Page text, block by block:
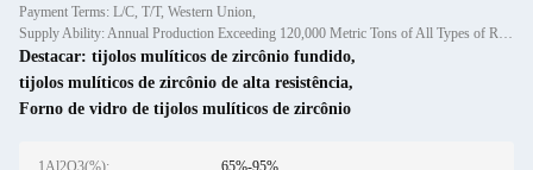
Payment Terms: L/C, T/T, Western Union,
Supply Ability: Annual Production Exceeding 120,000 Metric Tons of All Types of Refractory Materials Including Castables, Preforms, and Bric
Destacar: tijolos mulíticos de zircônio fundido,
tijolos mulíticos de zircônio de alta resistência,
Forno de vidro de tijolos mulíticos de zircônio
1Al2O3(%): 65%-95%